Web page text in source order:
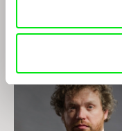
Viera Čákanyová
Diskuze k filmu Bílá na